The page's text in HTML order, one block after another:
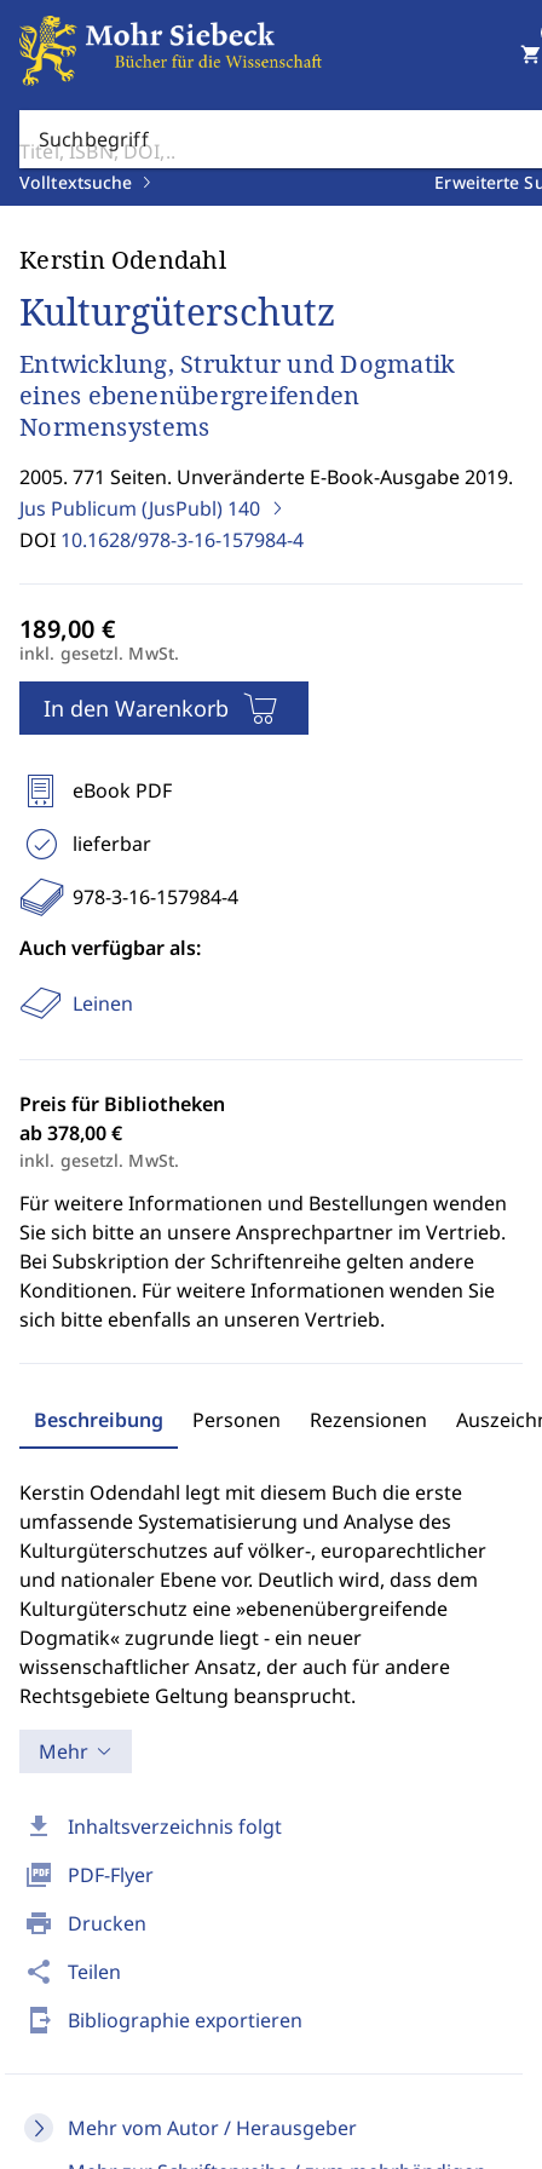
Suchbegriff
Volltextsuche Erweiterte
shopping_cart
download Inhaltsverzeichnis folgt
picture_as_pdf PDF-Flyer
print Drucken
share Teilen
send_to_mobile Bibliographie exportieren
Mehr vom Autor / Herausgeber
Kerstin Odendahl
Kulturgüterschutz
Entwicklung, Struktur und Dogmatik
eines ebenenübergreifenden
Normensystems
2005. 771 Seiten. Unveränderte E-Book-Ausgabe 2019.
Jus Publicum (JusPubl) 140
DOI 10.1628/978-3-16-157984-4
inkl. gesetzl. MwSt.
In den Warenkorb
eBook PDF
lieferbar
978-3-16-157984-4
Auch verfügbar als:
Leinen
Preis für Bibliotheken
ab 378,00 €
inkl. gesetzl. MwSt.
Für weitere Informationen und Bestellungen wenden
Sie sich bitte an unsere Ansprechpartner im Vertrieb.
Bei Subskription der Schriftenreihe gelten andere
Konditionen. Für weitere Informationen wenden Sie
sich bitte ebenfalls an unseren Vertrieb.
Beschreibung Personen Rezensionen
Kerstin Odendahl legt mit diesem Buch die erste
umfassende Systematisierung und Analyse des
Kulturgüterschutzes auf völker-, europarechtlicher
und nationaler Ebene vor. Deutlich wird, dass dem
Kulturgüterschutz eine »ebenenübergreifende
Dogmatik« zugrunde liegt - ein neuer
wissenschaftlicher Ansatz, der auch für andere
Rechtsgebiete Geltung beansprucht.
Mehr